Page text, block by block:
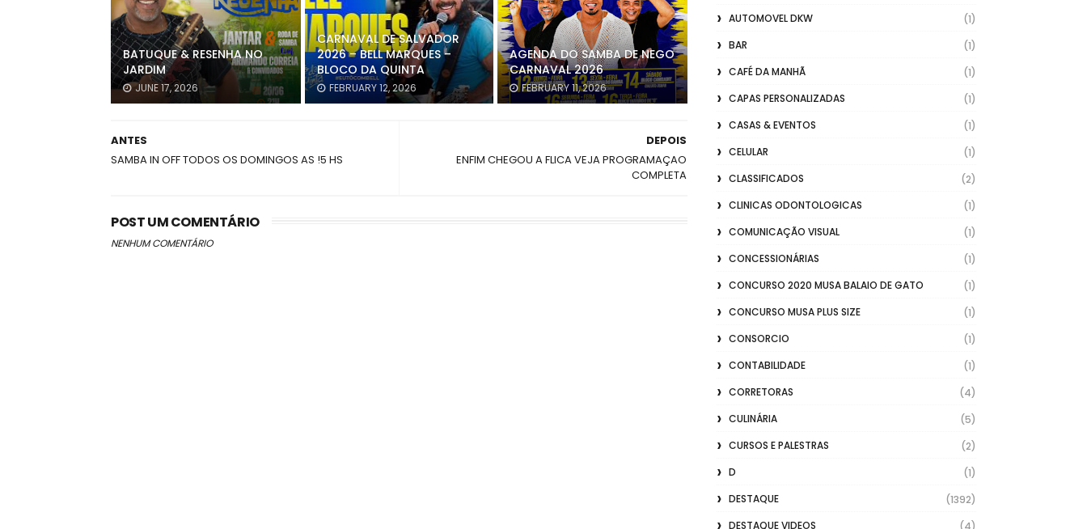
BATUQUE & RESENHA NO
JARDIM
JUNE 17, 2026
CARNAVAL DE SALVADOR
2026 – BELL MARQUES –
BLOCO DA QUINTA
FEBRUARY 12, 2026
AGENDA DO SAMBA DE NEGO
CARNAVAL 2026
FEBRUARY 11, 2026
DEPOIS
ENFIM CHEGOU A FLICA VEJA PROGRAMAÇAO
COMPLETA
ANTES
SAMBA IN OFF TODOS OS DOMINGOS AS !5 HS
POST UM COMENTÁRIO
NENHUM COMENTÁRIO
AUTOMOVEL DKW
(1)
BAR
(1)
CAFÉ DA MANHÃ
(1)
CAPAS PERSONALIZADAS
(1)
CASAS & EVENTOS
(1)
CELULAR
(1)
CLASSIFICADOS
(2)
CLINICAS ODONTOLOGICAS
(1)
COMUNICAÇÃO VISUAL
(1)
CONCESSIONÁRIAS
(1)
CONCURSO 2020 MUSA BALAIO DE GATO
(1)
CONCURSO MUSA PLUS SIZE
(1)
CONSORCIO
(1)
CONTABILIDADE
(1)
CORRETORAS
(4)
CULINÁRIA
(5)
CURSOS E PALESTRAS
(2)
D
(1)
DESTAQUE
(1392)
DESTAQUE VIDEOS
(4)